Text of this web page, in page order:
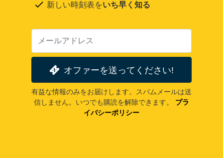
新しい時刻表をいち早く知る
オファーを送ってください!
有益な情報のみをお届けします。スパムメールは送
信しません。いつでも購読を解除できます。
プラ
イバシーポリシー